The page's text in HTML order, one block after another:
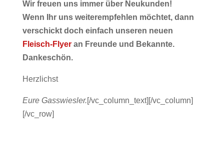
Wir freuen uns immer über Neukunden!
Wenn Ihr uns weiterempfehlen möchtet, dann
verschickt doch einfach unseren neuen
Fleisch-Flyeran Freunde und Bekannte.
Dankeschön.
Herzlichst
Eure Gasswiesler.[/vc_column_text][/vc_column]
[/vc_row]